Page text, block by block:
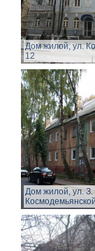
Дом жилой, ул.
12
Дом жилой, ул. З.